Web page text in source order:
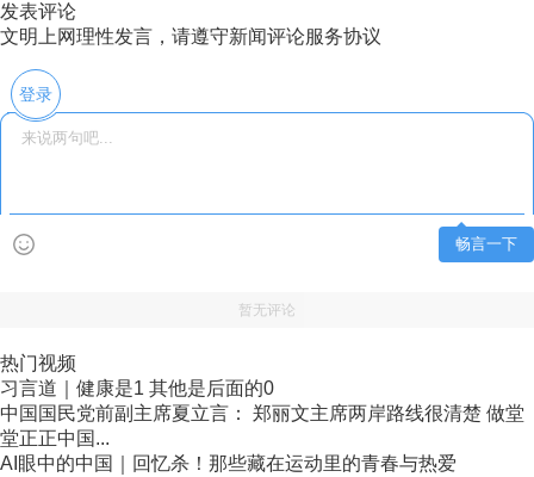
发表评论
文明上网理性发言，请遵守新闻评论服务协议
登录
畅言一下
暂无评论
热门视频
习言道｜健康是1 其他是后面的0
中国国民党前副主席夏立言： 郑丽文主席两岸路线很清楚 做堂
堂正正中国...
AI眼中的中国｜回忆杀！那些藏在运动里的青春与热爱